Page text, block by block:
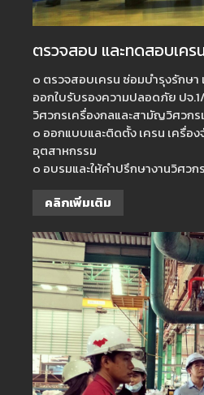
ตรวจสอบ และทดสอบเคร
๐ ตรวจสอบเครน ซ่อมบำรุงรักษา
ออกใบรับรองความปลอดภัย ปจ
วิศวกรเครื่องกลและสามัญวิศวกร
๐ ออกแบบและติดตั้ง เครน เครื่อง
อุตสาหกรรม
๐ อบรมและให้คำปรึกษางานวิศวก
คลิกเพิ่มเติม